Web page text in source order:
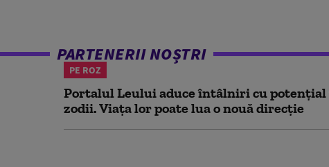
PARTENERII NOȘTRI
PE ROZ
Portalul Leului aduce întâlniri cu
zodii. Viața lor poate lua o nouă direcție